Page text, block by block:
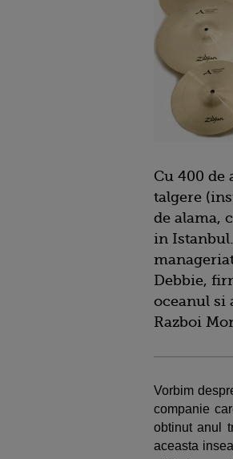
Cu 400
talgere
de alama,
in
Debbie,
oceanul si
Razboi
Vorbim
companie
obtinut anul
aceasta